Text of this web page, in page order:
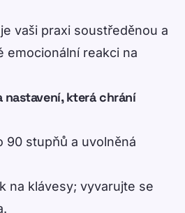
vaši praxi soustředěnou a
emocionální reakci na
nastavení, která chrání
90 stupňů a uvolněná
na klávesy; vyvarujte se